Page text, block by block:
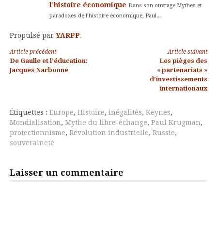
l’histoire économique Dans son ouvrage Mythes et
paradoxes de l’histoire économique, Paul...
Propulsé par YARPP.
Lire
la
Article précédent
De Gaulle et l’éducation:
Jacques Narbonne
Article suivant
Les pièges des
« partenariats »
d’investissements
internationaux
Étiquettes : Europe, Histoire, inégalités, Keynes,
Mondialisation, Mythe du libre-échange, Paul Krugman,
protectionnisme, Révolution industrielle, Russie,
souveraineté
Laisser un commentaire